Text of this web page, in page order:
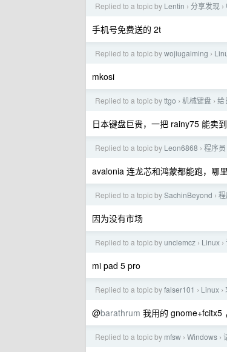
Replied to a topic by Lentin › 分享发现 ›
手机号免费送的 2t
Replied to a topic bywojiugaiming ›
mkosi
Replied to a topic byttgo › 机械键盘 › 给
日本键盘巨贵，一把 rainy75 能卖
Replied to a topic by Leon6868 › 程序员
avalonia 连龙芯和鸿蒙都能跑，哪
Replied to a topic bySachinBeyond ›
因为没有市场
Replied to a topic byunclemcz › Linux ›
mi pad 5 pro
Replied to a topic byfalser101 › Linux ›
@barathrum 我用的 gnome+fcitx5
Replied to a topic by mfsw › Windows ›